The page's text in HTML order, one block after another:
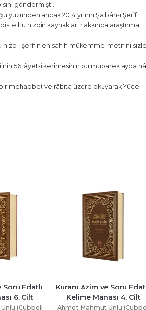
göndermişti.
ancak 2014 yılının Şa‘bân-ı Şerîf
bu hızbin kaynakları hakkında araştırma
i şerîfin en sahih mükemmel metnini
56. âyet-i kerîmesinin bu mübarek ayda
mehabbet ve râbıta üzere okuyarak Yüce
Soru Edatlı
4. Cilt
(Cübbeli
Kuranı Azim ve Soru
Kelime Manası 3. Cilt
Ahmet Mahmut Ünlü